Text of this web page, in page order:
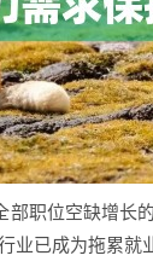
职位空缺增长
已成为拖累就